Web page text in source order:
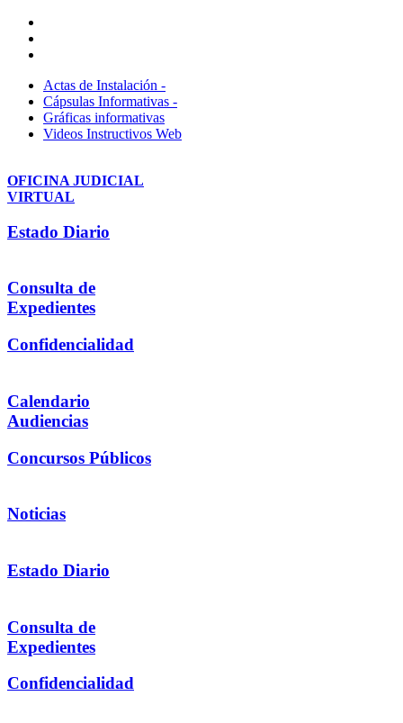
Actas de Instalación -
Cápsulas Informativas -
Gráficas informativas
Videos Instructivos Web
OFICINA JUDICIAL
VIRTUAL
Estado Diario
Consulta de
Expedientes
Confidencialidad
Calendario
Audiencias
Concursos Públicos
Noticias
Estado Diario
Consulta de
Expedientes
Confidencialidad